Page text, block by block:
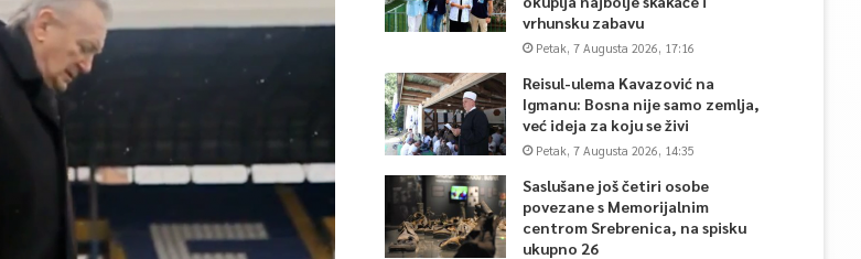
vrhunsku zabavu
Petak, 7 Augusta 2026, 17:16
Reisul-ulema Kavazović na
Igmanu: Bosna nije samo zemlja,
već ideja za koju se živi
Petak, 7 Augusta 2026, 14:35
Saslušane još četiri osobe
povezane s Memorijalnim
centrom Srebrenica, na spisku
ukupno 26